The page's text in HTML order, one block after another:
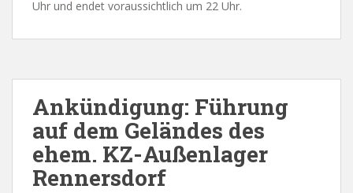
Uhr und endet voraussichtlich um 22 Uhr.
Ankündigung: Führung
auf dem Geländes des
ehem. KZ-Außenlager
Rennersdorf